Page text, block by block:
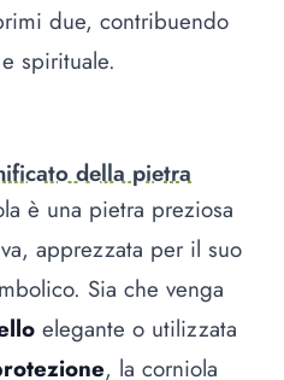
due, contribuendo
spirituale.
della pietra
è una pietra preziosa
apprezzata per il suo
Sia che venga
elegante o utilizzata
, la corniola